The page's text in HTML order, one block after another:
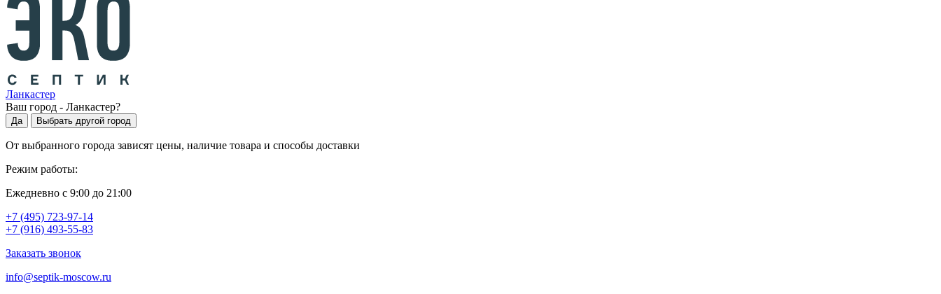
Ланкастер
Ваш город - Ланкастер?
Да Выбрать другой город
От выбранного города зависят цены, наличие товара и способы доставки
Режим работы:
Ежедневно с 9:00 до 21:00
+7 (495) 723-97-14
+7 (916) 493-55-83
Заказать звонок
info@septik-moscow.ru